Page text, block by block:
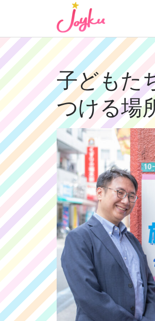
ン
ツ
へ
ス
キ
ッ
プ
子どもた
つける場